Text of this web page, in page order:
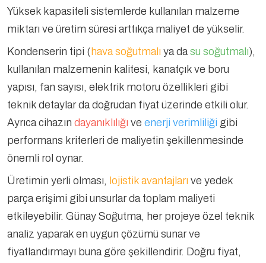
Yüksek kapasiteli sistemlerde kullanılan malzeme
miktarı ve üretim süresi arttıkça maliyet de yükselir.
Kondenserin tipi ( hava soğutmalı ya dasu soğutmalı),
kullanılan malzemenin kalitesi, kanatçık ve boru
yapısı, fan sayısı, elektrik motoru özellikleri gibi
teknik detaylar da doğrudan fiyat üzerinde etkili olur.
Ayrıca cihazın dayanıklılığı ve enerji verimliliği gibi
performans kriterleri de maliyetin şekillenmesinde
önemli rol oynar.
Üretimin yerli olması, lojistik avantajları ve yedek
parça erişimi gibi unsurlar da toplam maliyeti
etkileyebilir. Günay Soğutma, her projeye özel teknik
analiz yaparak en uygun çözümü sunar ve
fiyatlandırmayı buna göre şekillendirir. Doğru fiyat,